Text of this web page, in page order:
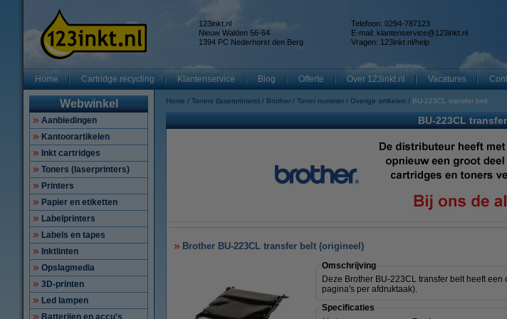
123inkt.nl
Nieuw Walden 56-64
1394 PC Nederhorst den Berg
Telefoon: 0294-787123
E-mail: klantenservice@123inkt.nl
Vragen: 123inkt.nl/help
Home Cartridge recycling Klantenservice Blog Offerte Over 123inkt.nl Vacatures
Webwinkel
Aanbiedingen
Kantoorartikelen
Inkt cartridges
Toners (laserprinters)
Printers
Papier en etiketten
Labelprinters
Labels en tapes
Inktlinten
Opslagmedia
3D-printen
Led lampen
Batterijen en accu's
Home Toners (laserprinters) Brother Toner nummer Overige artikelen BU-223CL transfer belt
BU-223CL
Brother BU-223CL transfer belt (origineel)
Omschrijving
Deze Brother BU-223CL transfer belt heeft
pagina's per afdruktaak).
Specificaties